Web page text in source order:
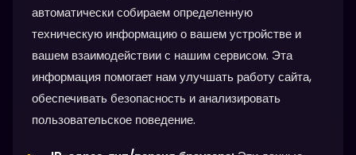
автоматически собираем определенную
техническую информацию о вашем устройстве и
вашем взаимодействии с нашим сервисом. Эта
информация помогает нам улучшать работу сайта,
обеспечивать безопасность и анализировать
пользовательское поведение.